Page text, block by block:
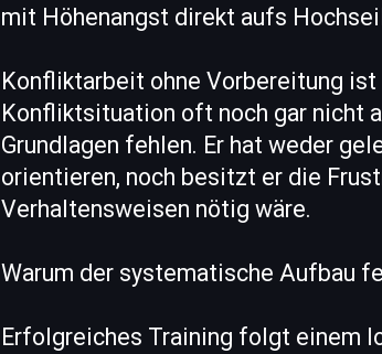
mit Höhenangst direkt aufs
Konfliktarbeit ohne Vorbereitung
Konfliktsituation oft noch gar nicht
Grundlagen fehlen. Er hat weder
orientieren, noch besitzt er die
Verhaltensweisen nötig wäre.
Warum der systematische Aufbau
Erfolgreiches Training folgt einem